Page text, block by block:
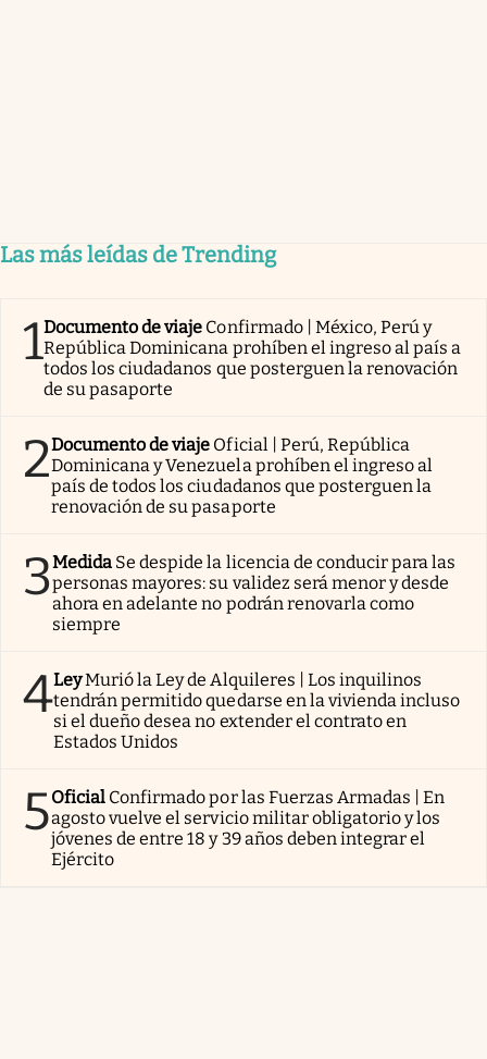
Las más leídas de Trending
1Documento de viaje Confirmado | México, Perú y
República Dominicana prohíben el ingreso al país a
todos los ciudadanos que posterguen la renovación
de su pasaporte
2Documento de viaje Oficial | Perú, República
Dominicana y Venezuela prohíben el ingreso al
país de todos los ciudadanos que posterguen la
renovación de su pasaporte
3Medida Se despide la licencia de conducir para las
personas mayores: su validez será menor y desde
ahora en adelante no podrán renovarla como
siempre
4LeyMurió la Ley de Alquileres | Los inquilinos
tendrán permitido quedarse en la vivienda incluso
si el dueño desea no extender el contrato en
Estados Unidos
5Oficial Confirmado por las Fuerzas Armadas | En
agosto vuelve el servicio militar obligatorio y los
jóvenes de entre 18 y 39 años deben integrar el
Ejército